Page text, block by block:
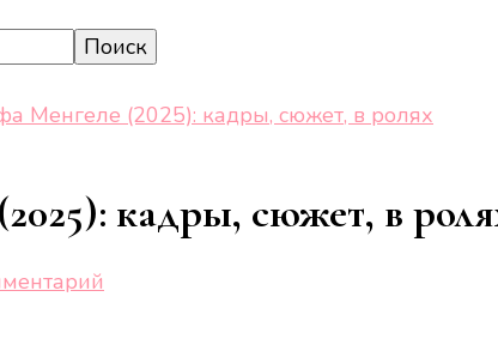
Менгеле (2025): кадры, сюжет, в ролях
кадры, сюжет, в